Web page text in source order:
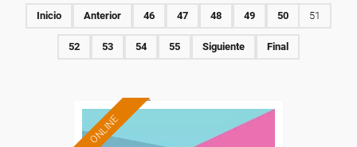
Inicio Anterior 46 47 48 49 50 51
52 53 54 55 Siguiente Final
ONLINE